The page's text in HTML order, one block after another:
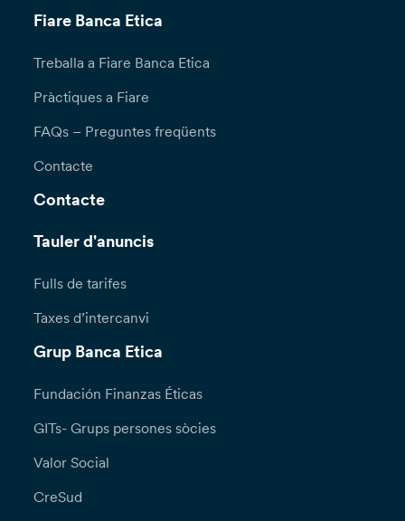
Fiare Banca Etica
Treballa a Fiare Banca Etica
Pràctiques a Fiare
FAQs – Preguntes freqüents
Contacte
Contacte
Tauler d'anuncis
Fulls de tarifes
Taxes d’intercanvi
Grup Banca Etica
Fundación Finanzas Éticas
GITs- Grups persones sòcies
Valor Social
CreSud